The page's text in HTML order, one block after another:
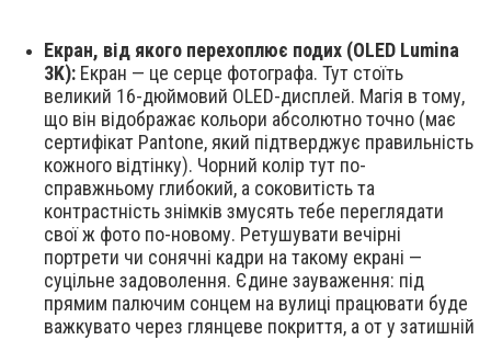
Екран, від якого перехоплює подих (OLED Lumina
3K): Екран — це серце фотографа. Тут стоїть
великий 16-дюймовий OLED-дисплей. Магія в тому,
що він відображає кольори абсолютно точно (має
сертифікат Pantone, який підтверджує правильність
кожного відтінку). Чорний колір тут по-
справжньому глибокий, а соковитість та
контрастність знімків змусять тебе переглядати
свої ж фото по-новому. Ретушувати вечірні
портрети чи сонячні кадри на такому екрані —
суцільне задоволення. Єдине зауваження: під
прямим палючим сонцем на вулиці працювати буде
важкувато через глянцеве покриття, а от у затишній